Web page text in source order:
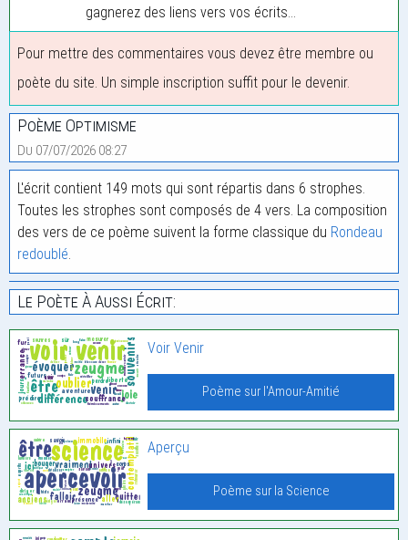
gagnerez des liens vers vos écrits...
Pour mettre des commentaires vous devez être membre ou
poète du site. Un simple inscription suffit pour le devenir.
Poème Optimisme
Du 07/07/2026 08:27
L'écrit contient 149 mots qui sont répartis dans 6 strophes.
Toutes les strophes sont composés de 4 vers. La composition
des vers de ce poème suivent la forme classique du Rondeau
redoublé
Le Poète À Aussi Écrit:
Voir Venir
Poème sur l'Amour-Amitié
Aperçu
Poème sur la Science